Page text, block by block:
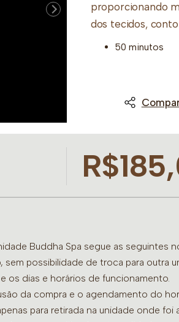
proporcionando
dos tecidos,
50 minutos
Buddha Spa segue as seguintes
possibilidade de troca para outra
os dias e horários de funcionamento.
da compra e o agendamento do
para retirada na unidade onde